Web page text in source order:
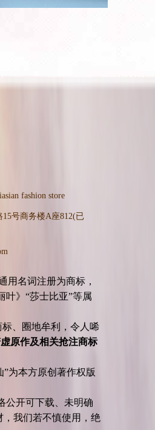
fashion store
号商务楼A座812(已
名词注册为商标，
》“莎士比亚”等属
、圈地牟利，令人唏
原作及相关抢注商标
为本方原创著作权版
公开可下载、未明确
我们若不慎使用，绝